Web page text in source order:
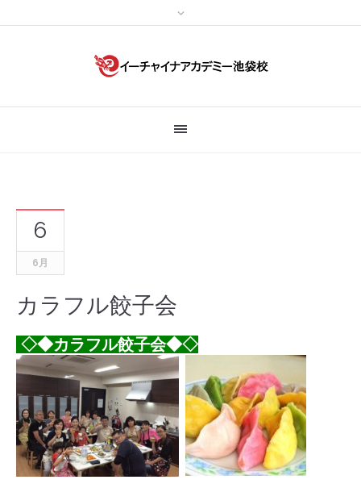
6
6月
カラフル餃子会
◇◆カラフル餃子会◆◇